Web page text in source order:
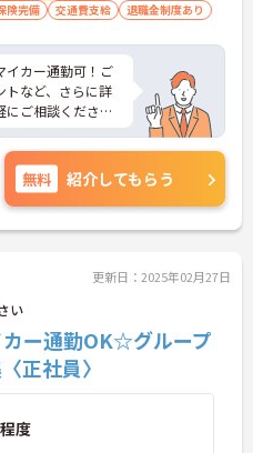
険完備 交通費支給 退職金制度あり
カー通勤可！ご
トなど、さらに詳
にご相談くださ
無料 紹介してもらう
更新日：2025年02月27日
い
カー通勤OK☆グループ
正社員〉
度